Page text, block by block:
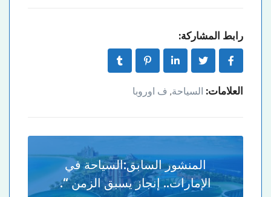
رابط المشاركة:
العلامات: السياحة, ف اوروبا
المنشور السابق:السياحة في
الإمارات.. إنجاز يسبق الزمن “.